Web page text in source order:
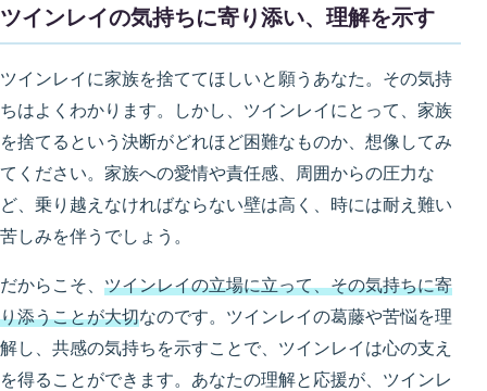
ツインレイの気持ちに寄り添い、理解を示す
ツインレイに家族を捨ててほしいと願うあなた。その気持
ちはよくわかります。しかし、ツインレイにとって、家族
を捨てるという決断がどれほど困難なものか、想像してみ
てください。家族への愛情や責任感、周囲からの圧力な
ど、乗り越えなければならない壁は高く、時には耐え難い
苦しみを伴うでしょう。
だからこそ、 ツインレイの立場に立って、その気持ちに寄
り添うことが大切なのです。ツインレイの葛藤や苦悩を理
解し、共感の気持ちを示すことで、ツインレイは心の支え
を得ることができます。あなたの理解と応援が、ツインレ